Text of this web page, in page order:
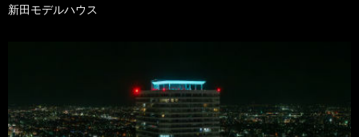
新田モデルハウス